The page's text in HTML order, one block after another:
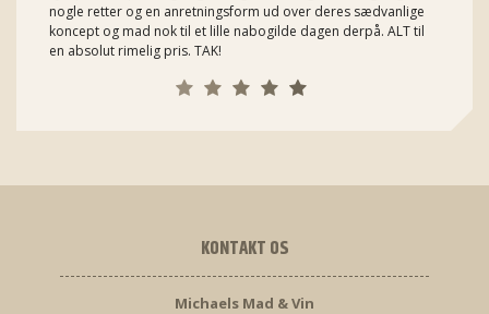
nogle retter og en anretningsform ud over deres sædvanlige
koncept og mad nok til et lille nabogilde dagen derpå. ALT til
en absolut rimelig pris. TAK!
KONTAKT OS
Michaels Mad & Vin